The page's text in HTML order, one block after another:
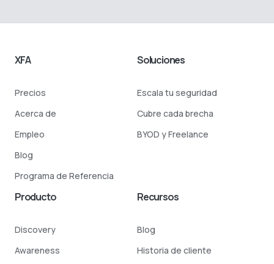
XFA
Precios
Acerca de
Empleo
Blog
Programa de Referencia
Soluciones
Escala tu seguridad
Cubre cada brecha
BYOD y Freelance
Producto
Discovery
Awareness
Recursos
Blog
Historia de cliente